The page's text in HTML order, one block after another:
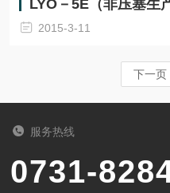
LYO－5E（非压塞生产
2015-3-11
下一页
服务热线
0731-